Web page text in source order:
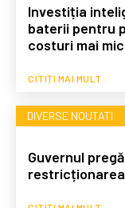
Investiția
baterii pentru
costuri mai
CITIȚI MAI MULT
DIVERSE NOUTATI
Guvernul